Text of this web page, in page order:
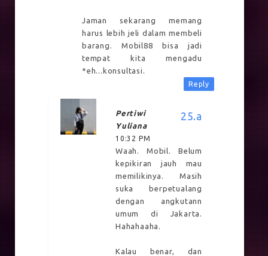
Jaman sekarang memang
harus lebih jeli dalam membeli
barang. Mobil88 bisa jadi
tempat kita mengadu
*eh...konsultasi.
Reply
Pertiwi
Yuliana
10:32 PM
Waah. Mobil. Belum
kepikiran jauh mau
memilikinya. Masih
suka berpetualang
dengan angkutann
umum di Jakarta.
Hahahaaha.
Kalau benar, dan